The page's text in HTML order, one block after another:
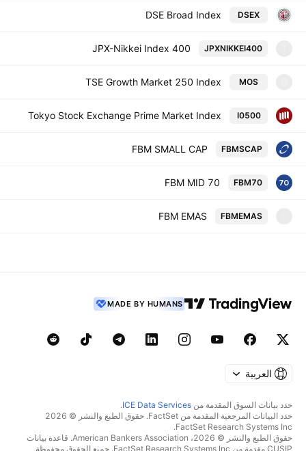
DSEX
DSE Broad Index
JPXNIKKEI400
JPX-Nikkei Index 400
MOS
TSE Growth Market 250 Index
I0500
Tokyo Stock Exchange Prime Market Index
FBMSCAP
FBM SMALL CAP
FBM70
FBM MID 70
FBMEMAS
FBM EMAS
MADE BY HUMANS
العربية
حدد بيانات السوق المقدمة من ICE Data Services
.
حدد البيانات المرجعية المقدمة من FactSet. حقوق الطبع والنشر © 2026
FactSet Research Systems Inc.
حقوق الطبع والنشر © 2026، American Bankers Association. قاعدة بيانات
CUSIP مقدمة من FactSet Research Systems Inc. جميع الحقوق محفوظة.